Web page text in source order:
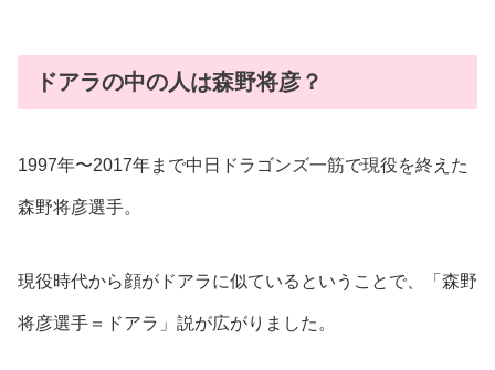
ドアラの中の人は森野将彦？
1997年〜2017年まで中日ドラゴンズ一筋で現役を終えた
森野将彦選手。
現役時代から顔がドアラに似ているということで、「森野
将彦選手＝ドアラ」説が広がりました。